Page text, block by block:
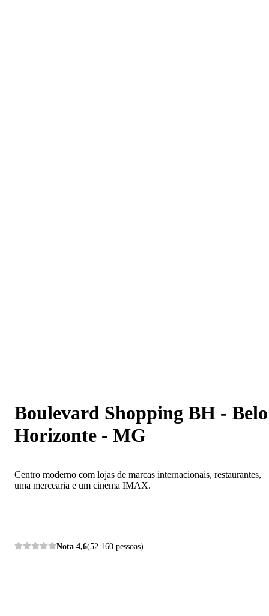
Boulevard Shopping BH - Belo
Horizonte - MG
Centro moderno com lojas de marcas internacionais, restaurantes,
uma mercearia e um cinema IMAX.
Nota 4,6(52.160 pessoas)